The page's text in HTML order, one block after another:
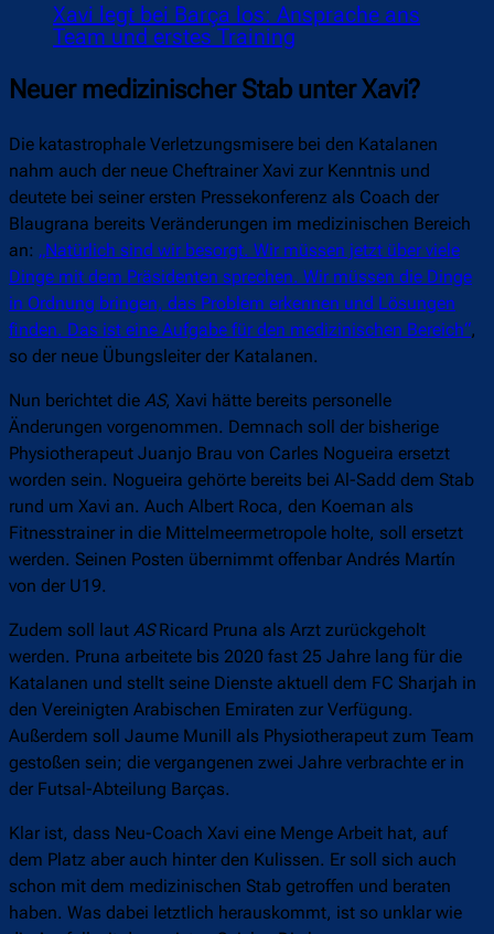
Xavi legt bei Barça los: Ansprache ans
Team und erstes Training
Neuer medizinischer Stab unter Xavi?
Die katastrophale Verletzungsmisere bei den Katalanen
nahm auch der neue Cheftrainer Xavi zur Kenntnis und
deutete bei seiner ersten Pressekonferenz als Coach der
Blaugrana bereits Veränderungen im medizinischen Bereich
an: „Natürlich sind wir besorgt. Wir müssen jetzt über viele
Dinge mit dem Präsidenten sprechen. Wir müssen die Dinge
in Ordnung bringen, das Problem erkennen und Lösungen
finden. Das ist eine Aufgabe für den medizinischen Bereich“,
so der neue Übungsleiter der Katalanen.
Nun berichtet die AS, Xavi hätte bereits personelle
Änderungen vorgenommen. Demnach soll der bisherige
Physiotherapeut Juanjo Brau von Carles Nogueira ersetzt
worden sein. Nogueira gehörte bereits bei Al-Sadd dem Stab
rund um Xavi an. Auch Albert Roca, den Koeman als
Fitnesstrainer in die Mittelmeermetropole holte, soll ersetzt
werden. Seinen Posten übernimmt offenbar Andrés Martín
von der U19.
Zudem soll laut ASRicard Pruna als Arzt zurückgeholt
werden. Pruna arbeitete bis 2020 fast 25 Jahre lang für die
Katalanen und stellt seine Dienste aktuell dem FC Sharjah in
den Vereinigten Arabischen Emiraten zur Verfügung.
Außerdem soll Jaume Munill als Physiotherapeut zum Team
gestoßen sein; die vergangenen zwei Jahre verbrachte er in
der Futsal-Abteilung Barças.
Klar ist, dass Neu-Coach Xavi eine Menge Arbeit hat, auf
dem Platz aber auch hinter den Kulissen. Er soll sich auch
schon mit dem medizinischen Stab getroffen und beraten
haben. Was dabei letztlich herauskommt, ist so unklar wie